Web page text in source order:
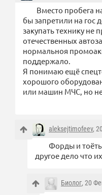
Вместо пробега
бы запретили на гос
закупать технику не
отечественных
нормальноя
поддержало.
Я понимаю ещё
хорошого
или машин МЧС, но
aleksejtimofeev,
Форды и
другое дело что
Биолог, 20